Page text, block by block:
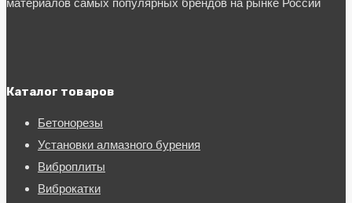
материалов самых популярных брендов на рынке России
Каталог товаров
Бетонорезы
Установки алмазного бурения
Виброплиты
Виброкатки